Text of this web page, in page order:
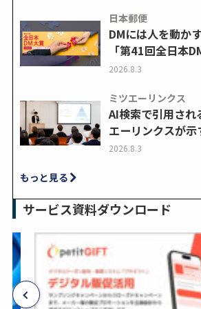
日本郵便
DMには人を動か
「第41回全日本
2026.8.3
ミツエーリンクス
AI検索で引用さ
エーリンクスが示
2026.8.3
もっと見る
サービス資料ダウンロード